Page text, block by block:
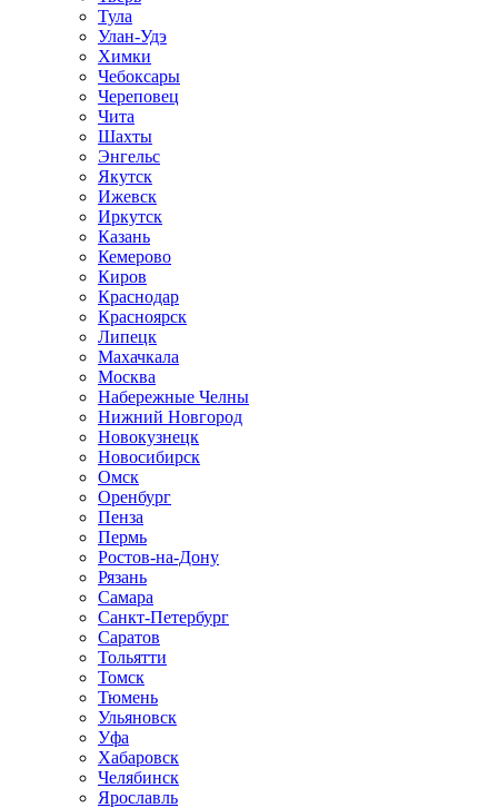
Тула
Улан-Удэ
Химки
Чебоксары
Череповец
Чита
Шахты
Энгельс
Якутск
Ижевск
Иркутск
Казань
Кемерово
Киров
Краснодар
Красноярск
Липецк
Махачкала
Москва
Набережные Челны
Нижний Новгород
Новокузнецк
Новосибирск
Омск
Оренбург
Пенза
Пермь
Ростов-на-Дону
Рязань
Самара
Санкт-Петербург
Саратов
Тольятти
Томск
Тюмень
Ульяновск
Уфа
Хабаровск
Челябинск
Ярославль